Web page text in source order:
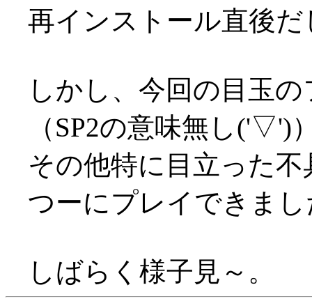
再インストール直後だ
しかし、今回の目玉
（SP2の意味無し('▽')
その他特に目立った
つーにプレイできま
しばらく様子見～。